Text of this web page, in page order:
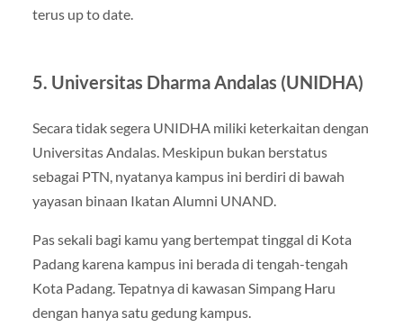
terus up to date.
5. Universitas Dharma Andalas (UNIDHA)
Secara tidak segera UNIDHA miliki keterkaitan dengan
Universitas Andalas. Meskipun bukan berstatus
sebagai PTN, nyatanya kampus ini berdiri di bawah
yayasan binaan Ikatan Alumni UNAND.
Pas sekali bagi kamu yang bertempat tinggal di Kota
Padang karena kampus ini berada di tengah-tengah
Kota Padang. Tepatnya di kawasan Simpang Haru
dengan hanya satu gedung kampus.